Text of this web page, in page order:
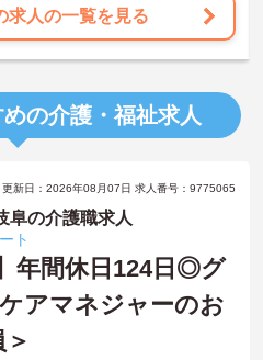
求人の一覧を見る
の介護・福祉求人
更新日：2026年08月07日 求人番号：9775065
の介護職求人
ト
年間休日124日◎グ
アマネジャーのお